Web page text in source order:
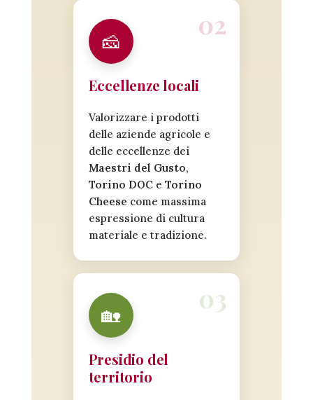
🧀
Eccellenze locali
Valorizzare i prodotti
delle aziende agricole e
delle eccellenze dei
Maestri del Gusto,
Torino DOCe Torino
Cheese come massima
espressione di cultura
materiale e tradizione.
🏡
Presidio del
territorio